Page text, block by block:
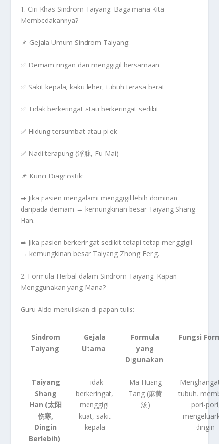
1. Ciri Khas Sindrom Taiyang: Bagaimana Kita
Membedakannya?
📌 Gejala Umum Sindrom Taiyang:
✅ Demam ringan dan menggigil bersamaan
✅ Sakit kepala, kaku leher, tubuh terasa berat
✅ Tidak berkeringat atau berkeringat sedikit
✅ Hidung tersumbat atau pilek
✅ Nadi terapung (浮脉, Fu Mai)
📌 Kunci Diagnostik:
➡ Jika pasien mengalami menggigil lebih dominan
daripada demam → kemungkinan besar Taiyang Shang
Han.
➡ Jika pasien berkeringat sedikit tetapi tetap menggigil
→ kemungkinan besar Taiyang Zhong Feng.
2. Formula Herbal dalam Sindrom Taiyang: Kapan
Menggunakan yang Mana?
Guru Aldo menuliskan di papan tulis:
Sindrom
Taiyang
Gejala
Utama
Formula
yang
Digunakan
Fungsi
Taiyang
Shang
Han (太阳
伤寒,
Dingin
Berlebih)
Tidak
berkeringat,
menggigil
kuat, sakit
kepala
Ma Huang
Tang (麻黄
汤)
tubuh,
pori-
dingin